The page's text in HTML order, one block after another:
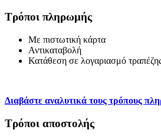
Τρόποι πληρωμής
Με πιστωτική κάρτα
Αντικαταβολή
Κατάθεση σε λογαριασμό
Διαβάστε αναλυτικά τους τρόπους
Τρόποι αποστολής